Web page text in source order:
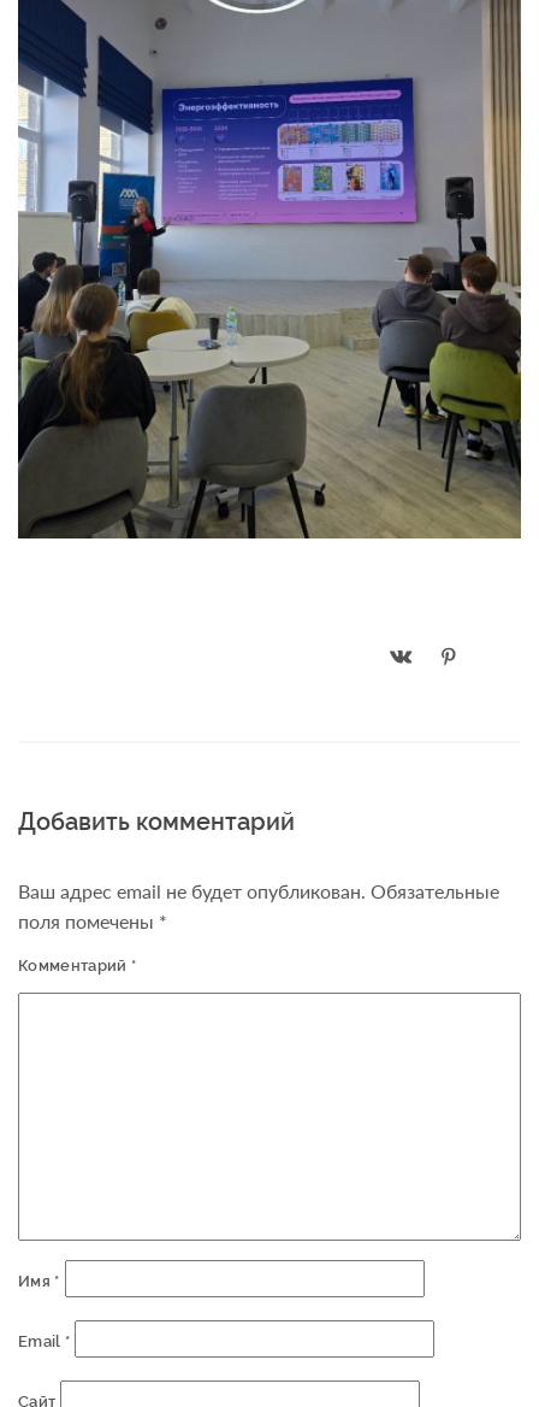
Добавить комментарий
Ваш адрес email не будет опубликован. Обязательные
поля помечены *
Комментарий *
Имя *
Email *
Сайт